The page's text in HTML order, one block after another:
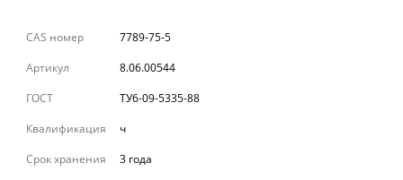
CAS номер
7789-75-5
Артикул
8.06.00544
ГОСТ
ТУ6-09-5335-88
Квалификация
ч
Срок хранения
3 года